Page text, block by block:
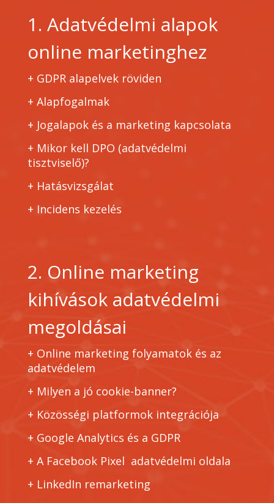
1. Adatvédelmi alapok
online marketinghez
+ GDPR alapelvek röviden
+ Alapfogalmak
+ Jogalapok és a marketing kapcsolata
+ Mikor kell DPO (adatvédelmi
tisztviselő)?
+ Hatásvizsgálat
+ Incidens kezelés
2. Online marketing
kihívások adatvédelmi
megoldásai
+ Online marketing folyamatok és az
adatvédelem
+ Milyen a jó cookie-banner?
+ Közösségi platformok integrációja
+ Google Analytics és a GDPR
+ A Facebook Pixel adatvédelmi oldala
+ LinkedIn remarketing